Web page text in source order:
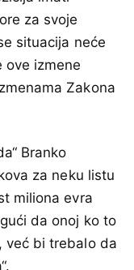
za svoje
situacija neće
ove izmene
Zakona
Branko
za neku listu
miliona evra
da onoj ko to
već bi trebalo da